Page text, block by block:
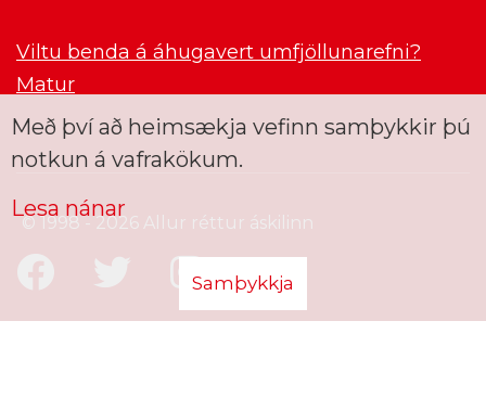
Viltu benda á áhugavert umfjöllunarefni?
Matur
© 1998 - 2026 Allur réttur áskilinn
Með því að heimsækja vefinn samþykkir þú
notkun á vafrakökum.
Lesa nánar
Samþykkja